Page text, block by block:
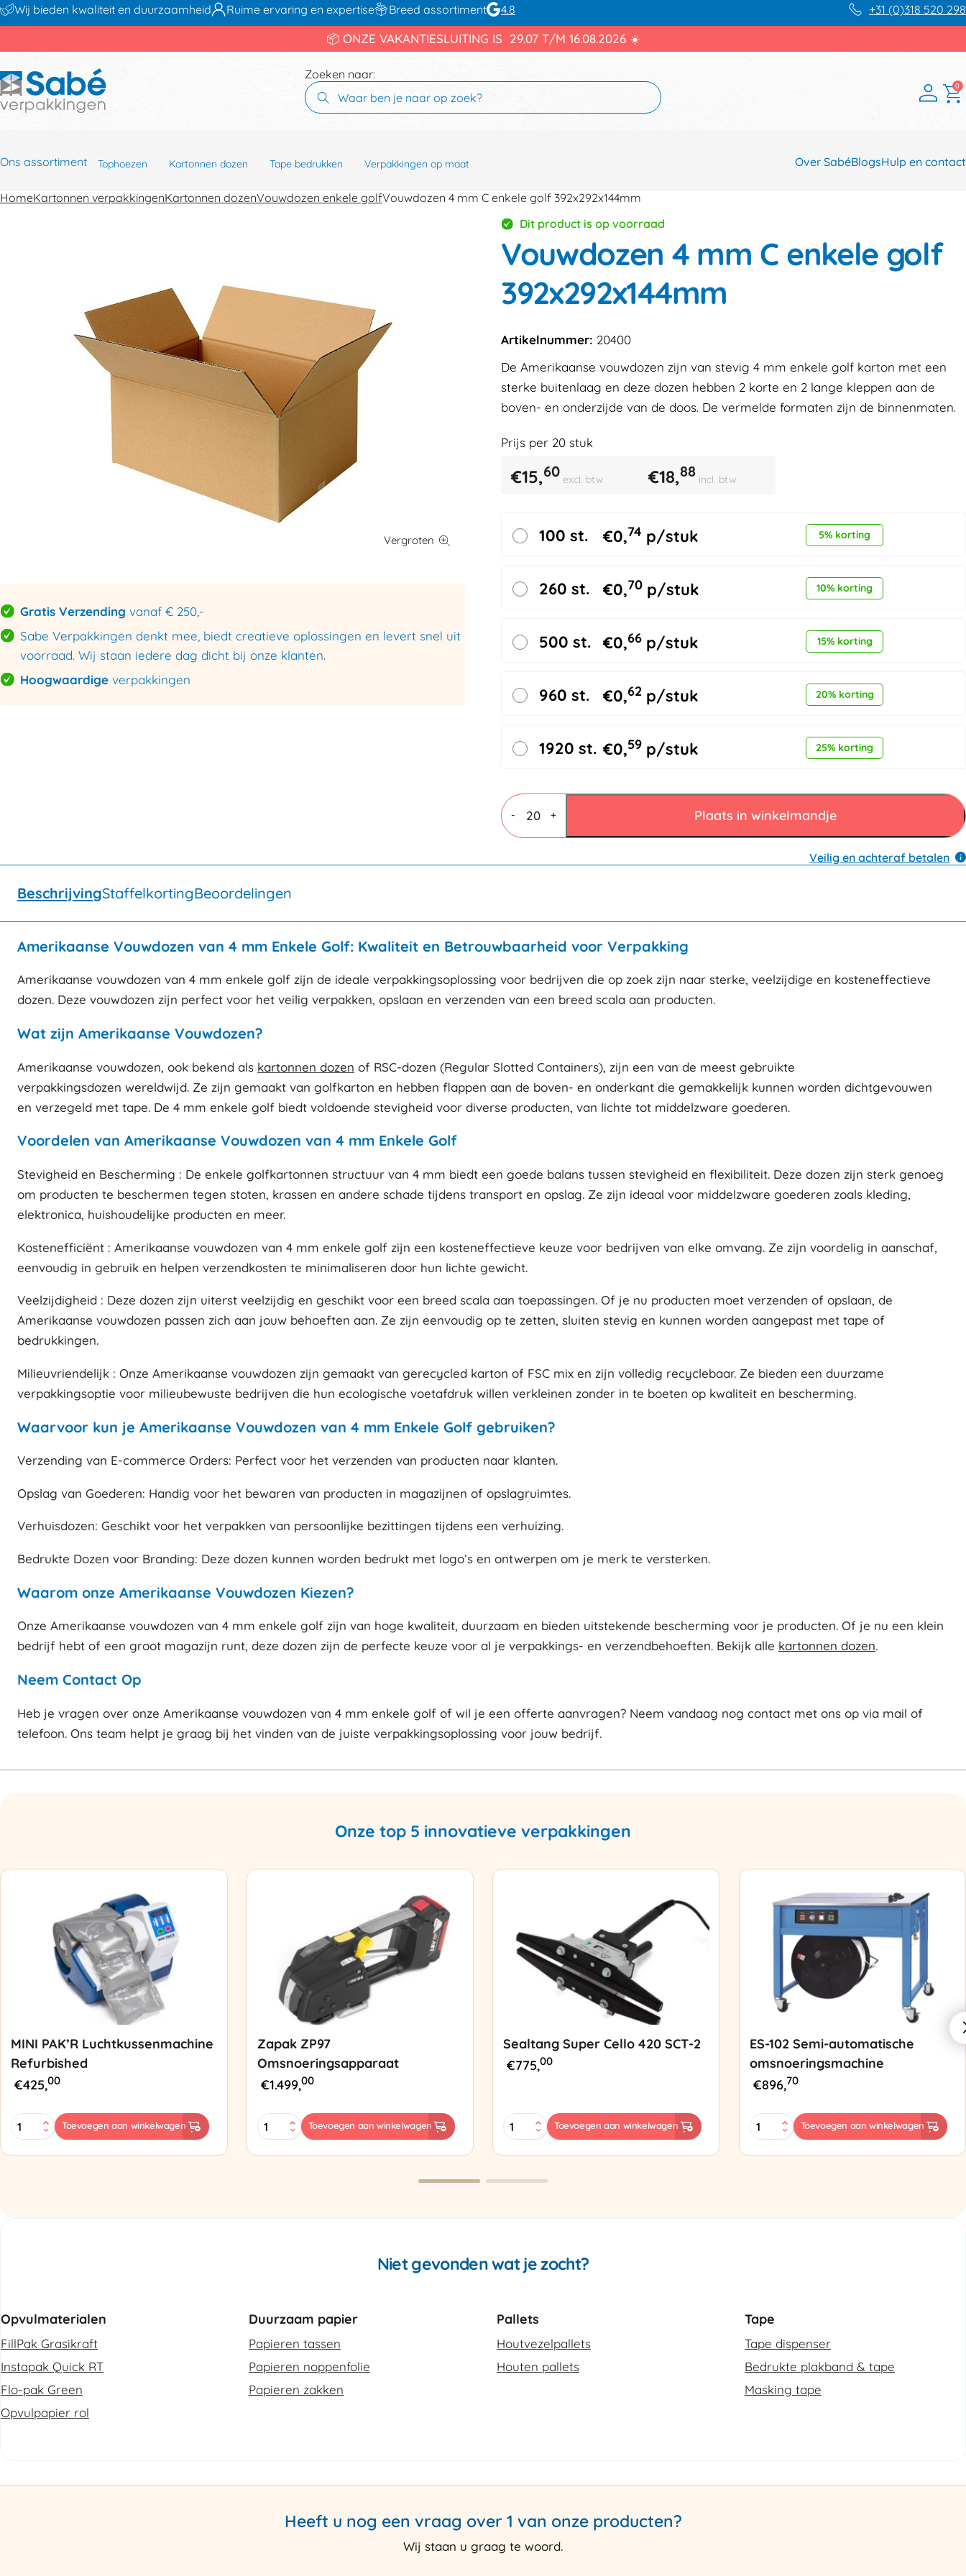
Wij bieden kwaliteit en duurzaamheid Ruime ervaring en expertise Breed assortiment 4.8 +31 (0)318 520 298
📦 ONZE VAKANTIESLUITING IS 29.07 T/M 16.08.2026 ☀️
Zoeken naar:
0
Ons assortiment Over SabéBlogsHulp en contact
Tophoezen Kartonnen dozen Tape bedrukken Verpakkingen op maat
HomeKartonnen verpakkingenKartonnen dozenVouwdozen enkele golfVouwdozen 4 mm C enkele golf 392x292x144mm
Gratis Verzending vanaf € 250,-
Sabe Verpakkingen denkt mee, biedt creatieve oplossingen en levert snel uit
voorraad. Wij staan iedere dag dicht bij onze klanten.
Hoogwaardige verpakkingen
Dit product is op voorraad
Vouwdozen 4 mm C enkele golf
392x292x144mm
Artikelnummer: 20400
De Amerikaanse vouwdozen zijn van stevig 4 mm enkele golf karton met een
sterke buitenlaag en deze dozen hebben 2 korte en 2 lange kleppen aan de
boven- en onderzijde van de doos. De vermelde formaten zijn de binnenmaten.
Prijs per 20stuk
€15,60 excl. btw €18,88 incl. btw
100 st. €0,74 p/stuk 5% korting
260 st. €0,70 p/stuk 10% korting
500 st. €0,66 p/stuk 15% korting
960 st. €0,62 p/stuk 20% korting
1920 st. €0,59 p/stuk 25% korting
-
Vouwdozen
4
mm
golf
+ Plaats in winkelmandje
Veilig en achteraf betalen
BeschrijvingStaffelkortingBeoordelingen
Amerikaanse Vouwdozen van 4 mm Enkele Golf: Kwaliteit en Betrouwbaarheid voor Verpakking
Amerikaanse vouwdozen van 4 mm enkele golf zijn de ideale verpakkingsoplossing voor bedrijven die op zoek zijn naar sterke, veelzijdige en kosteneffectieve
dozen. Deze vouwdozen zijn perfect voor het veilig verpakken, opslaan en verzenden van een breed scala aan producten.
Wat zijn Amerikaanse Vouwdozen?
Amerikaanse vouwdozen, ook bekend als kartonnen dozen of RSC-dozen (Regular Slotted Containers), zijn een van de meest gebruikte
verpakkingsdozen wereldwijd. Ze zijn gemaakt van golfkarton en hebben flappen aan de boven- en onderkant die gemakkelijk kunnen worden dichtgevouwen
en verzegeld met tape. De 4 mm enkele golf biedt voldoende stevigheid voor diverse producten, van lichte tot middelzware goederen.
Voordelen van Amerikaanse Vouwdozen van 4 mm Enkele Golf
Stevigheid en Bescherming : De enkele golfkartonnen structuur van 4 mm biedt een goede balans tussen stevigheid en flexibiliteit. Deze dozen zijn sterk genoeg
om producten te beschermen tegen stoten, krassen en andere schade tijdens transport en opslag. Ze zijn ideaal voor middelzware goederen zoals kleding,
elektronica, huishoudelijke producten en meer.
Kostenefficiënt : Amerikaanse vouwdozen van 4 mm enkele golf zijn een kosteneffectieve keuze voor bedrijven van elke omvang. Ze zijn voordelig in aanschaf,
eenvoudig in gebruik en helpen verzendkosten te minimaliseren door hun lichte gewicht.
Veelzijdigheid : Deze dozen zijn uiterst veelzijdig en geschikt voor een breed scala aan toepassingen. Of je nu producten moet verzenden of opslaan, de
Amerikaanse vouwdozen passen zich aan jouw behoeften aan. Ze zijn eenvoudig op te zetten, sluiten stevig en kunnen worden aangepast met tape of
bedrukkingen.
Milieuvriendelijk : Onze Amerikaanse vouwdozen zijn gemaakt van gerecycled karton of FSC mix en zijn volledig recyclebaar. Ze bieden een duurzame
verpakkingsoptie voor milieubewuste bedrijven die hun ecologische voetafdruk willen verkleinen zonder in te boeten op kwaliteit en bescherming.
Waarvoor kun je Amerikaanse Vouwdozen van 4 mm Enkele Golf gebruiken?
Verzending van E-commerce Orders: Perfect voor het verzenden van producten naar klanten.
Opslag van Goederen: Handig voor het bewaren van producten in magazijnen of opslagruimtes.
Verhuisdozen: Geschikt voor het verpakken van persoonlijke bezittingen tijdens een verhuizing.
Bedrukte Dozen voor Branding: Deze dozen kunnen worden bedrukt met logo’s en ontwerpen om je merk te versterken.
Waarom onze Amerikaanse Vouwdozen Kiezen?
Onze Amerikaanse vouwdozen van 4 mm enkele golf zijn van hoge kwaliteit, duurzaam en bieden uitstekende bescherming voor je producten. Of je nu een klein
bedrijf hebt of een groot magazijn runt, deze dozen zijn de perfecte keuze voor al je verpakkings- en verzendbehoeften. Bekijk alle kartonnen dozen.
Neem Contact Op
Heb je vragen over onze Amerikaanse vouwdozen van 4 mm enkele golf of wil je een offerte aanvragen? Neem vandaag nog contact met ons op via mail of
telefoon. Ons team helpt je graag bij het vinden van de juiste verpakkingsoplossing voor jouw bedrijf.
Onze top 5 innovatieve verpakkingen
MINI PAK’R Luchtkussenmachine
Refurbished
€425,00
MINI
PAK'R
Toevoegen aan winkelwagen
Zapak ZP97
Omsnoeringsapparaat
€1.499,00
Zapak
ZP97
Toevoegen aan winkelwagen
Sealtang Super Cello 420 SCT-2
€775,00
Sealtang
Super
Toevoegen aan winkelwagen
ES-102 Semi-automatische
omsnoeringsmachine
€896,70
ES-
102
Toevoegen aan winkelwagen
Niet gevonden wat je zocht?
Opvulmaterialen
FillPak Grasikraft
Instapak Quick RT
Flo-pak Green
Opvulpapier rol
Duurzaam papier
Papieren tassen
Papieren noppenfolie
Papieren zakken
Pallets
Houtvezelpallets
Houten pallets
Tape
Tape dispenser
Bedrukte plakband & tape
Masking tape
Heeft u nog een vraag over 1 van onze producten?
Wij staan u graag te woord.